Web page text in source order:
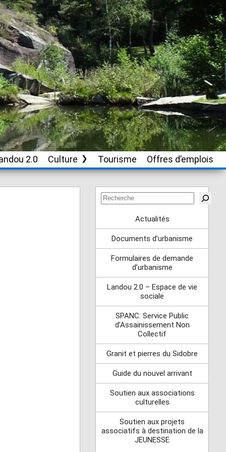
2.0 Culture
Soutien aux
associations culturelles
Tourisme Offres d’emplois
Rechercher
Actualités
Documents d’urbanisme
Formulaires de demande
d’urbanisme
Landou 2.0 – Espace de vie
sociale
SPANC: Service Public
d’Assainissement Non
Collectif
Granit et pierres du Sidobre
Guide du nouvel arrivant
Soutien aux associations
culturelles
Soutien aux projets
associatifs à destination de la
JEUNESSE